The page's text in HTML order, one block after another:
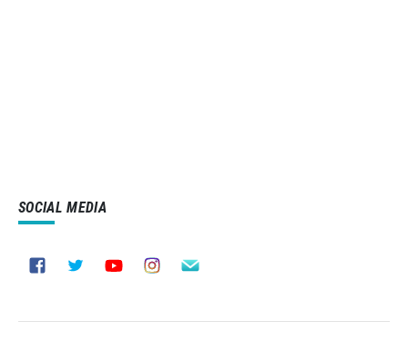
SOCIAL MEDIA